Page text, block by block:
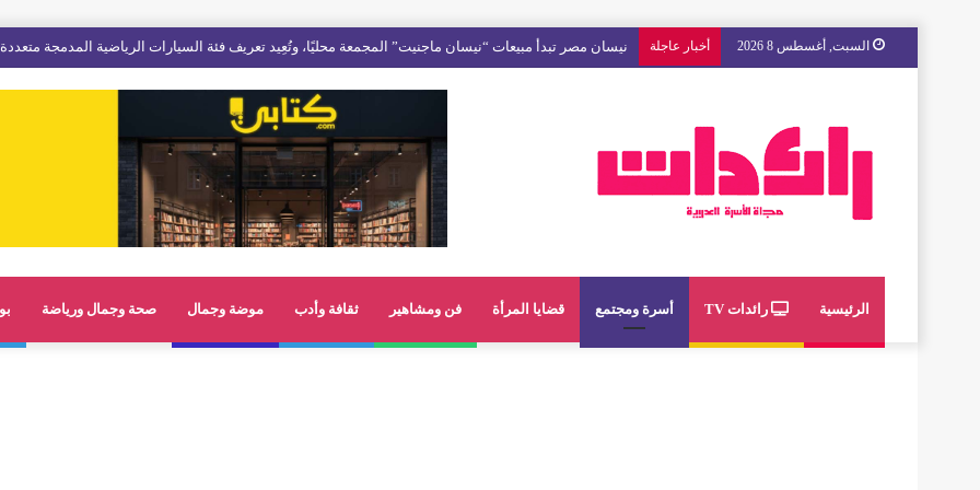
السبت, أغسطس 8 2026 أخبار عاجلة مع « The Next Ad » ، إنوي يُسند حملته الإعلانية المقبلة إلى الشباب المغربي
الرئيسية رائدات TV أسرة ومجتمع قضايا المرأة فن ومشاهير ثقافة وأدب موضة وجمال صحة وجمال ورياضة